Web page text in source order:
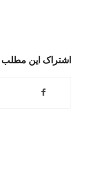
اشتراک این مطلب